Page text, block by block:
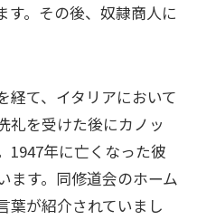
す。その後、奴隷商人に
経て、イタリアにおいて
礼を受けた後にカノッ
1947年に亡くなった彼
ます。同修道会のホーム
葉が紹介されていまし